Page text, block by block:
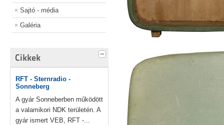
Sajtó - média
Galéria
Cikkek
RFT - Sternradio -
Sonneberg
A gyár Sonneberben működött
a valamikori NDK területén. A
gyár ismert VEB, RFT -...